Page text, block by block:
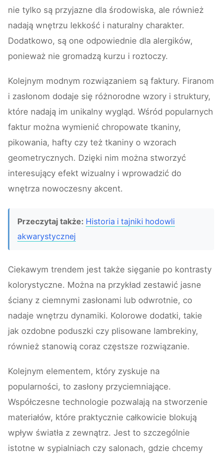
nie tylko są przyjazne dla środowiska, ale również
nadają wnętrzu lekkość i naturalny charakter.
Dodatkowo, są one odpowiednie dla alergików,
ponieważ nie gromadzą kurzu i roztoczy.
Kolejnym modnym rozwiązaniem są faktury. Firanom
i zasłonom dodaje się różnorodne wzory i struktury,
które nadają im unikalny wygląd. Wśród popularnych
faktur można wymienić chropowate tkaniny,
pikowania, hafty czy też tkaniny o wzorach
geometrycznych. Dzięki nim można stworzyć
interesujący efekt wizualny i wprowadzić do
wnętrza nowoczesny akcent.
Przeczytaj także: Historia i tajniki hodowli
akwarystycznej
Ciekawym trendem jest także sięganie po kontrasty
kolorystyczne. Można na przykład zestawić jasne
ściany z ciemnymi zasłonami lub odwrotnie, co
nadaje wnętrzu dynamiki. Kolorowe dodatki, takie
jak ozdobne poduszki czy plisowane lambrekiny,
również stanowią coraz częstsze rozwiązanie.
Kolejnym elementem, który zyskuje na
popularności, to zasłony przyciemniające.
Współczesne technologie pozwalają na stworzenie
materiałów, które praktycznie całkowicie blokują
wpływ światła z zewnątrz. Jest to szczególnie
istotne w sypialniach czy salonach, gdzie chcemy